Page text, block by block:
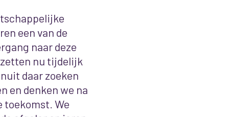
een van de
naar deze
nu tijdelijk
daar zoeken
en denken we na
toekomst. We